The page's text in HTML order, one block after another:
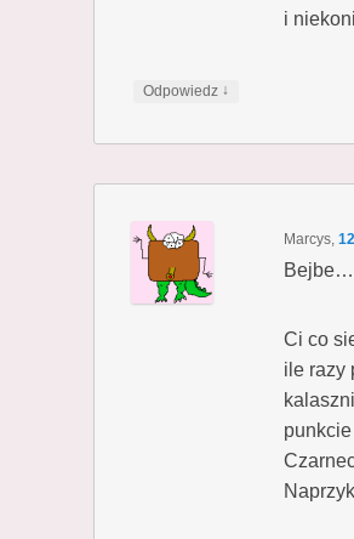
i
Odpowiedz ↓
Marcys,
Bejbe…
Ci co
ile razy